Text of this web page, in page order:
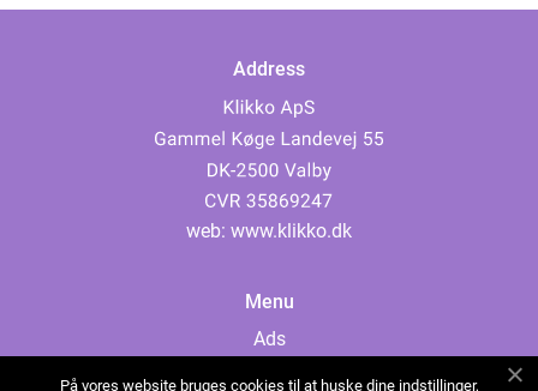
Address
web: www.klikko.dk
Menu
Ads
På vores website bruges cookies til at huske dine indstillinger,